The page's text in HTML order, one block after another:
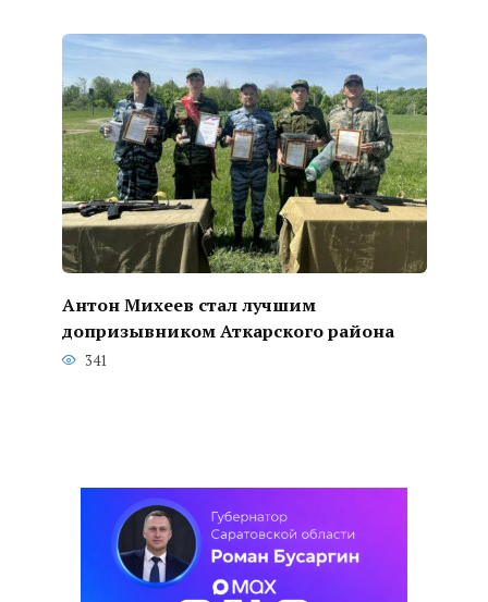
Антон Михеев стал лучшим
допризывником Аткарского района
341